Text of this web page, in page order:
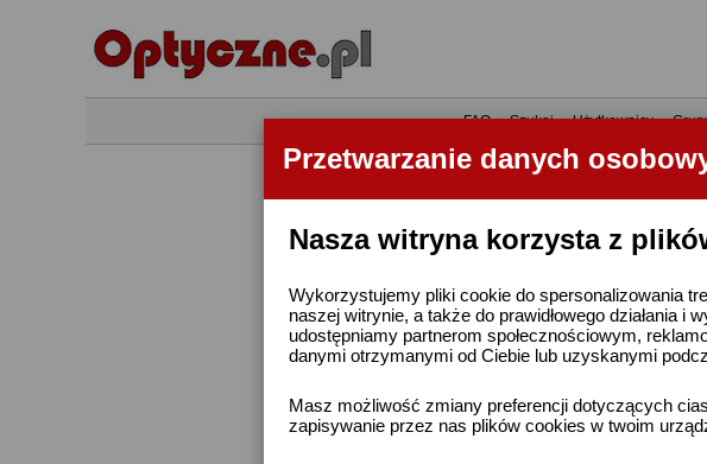
Przetwarzanie danych
Nasza witryna korzysta z
Wykorzystujemy pliki cookie do spersonalizowania
naszej witrynie, a także do prawidłowego działania
udostępniamy partnerom społecznościowym,
danymi otrzymanymi od Ciebie lub uzyskanymi
Masz możliwość zmiany preferencji dotyczących
zapisywanie przez nas plików cookies w twoim
•FAQ•Szukaj•Użytkownicy•